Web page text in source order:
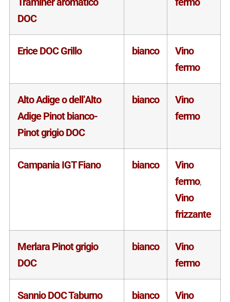
DOC
Erice DOC Grillo bianco
Vino
fermo
Alto Adige o dell’Alto
Adige Pinot bianco-
Pinot grigio DOC
bianco
Vino
fermo
Campania IGT Fiano bianco
Vino
fermo,
Vino
frizzante
Merlara Pinot grigio
DOC
bianco
Vino
fermo
Sannio DOC Taburno
bianco
Vino